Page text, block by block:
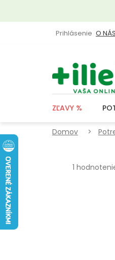
obsah
O NÁS
Prihlásenie
ZĽAVY %
Domov
Priemerné
1